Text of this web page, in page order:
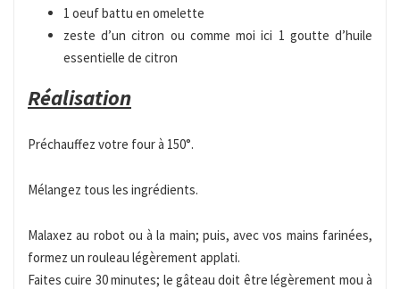
1 oeuf battu en omelette
zeste d’un citron ou comme moi ici 1 goutte d’huile
essentielle de citron
Réalisation
Préchauffez votre four à 150°.
Mélangez tous les ingrédients.
Malaxez au robot ou à la main; puis, avec vos mains farinées,
formez un rouleau légèrement applati.
Faites cuire 30 minutes; le gâteau doit être légèrement mou à